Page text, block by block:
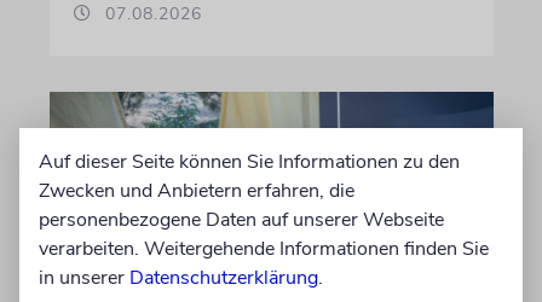
07.08.2026
Auf dieser Seite können Sie Informationen zu den
Zwecken und Anbietern erfahren, die
personenbezogene Daten auf unserer Webseite
verarbeiten. Weitergehende Informationen finden Sie
in unserer Datenschutzerklärung.